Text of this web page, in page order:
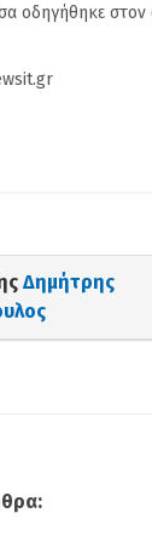
οδηγήθηκε στον
Δημήτρης